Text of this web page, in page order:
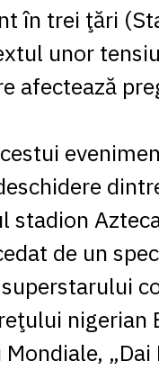
în trei ţări
unor
afectează
stadion
de un
nigerian
„Dai